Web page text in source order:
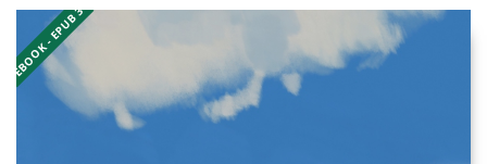
EBOOK - EPUB 3